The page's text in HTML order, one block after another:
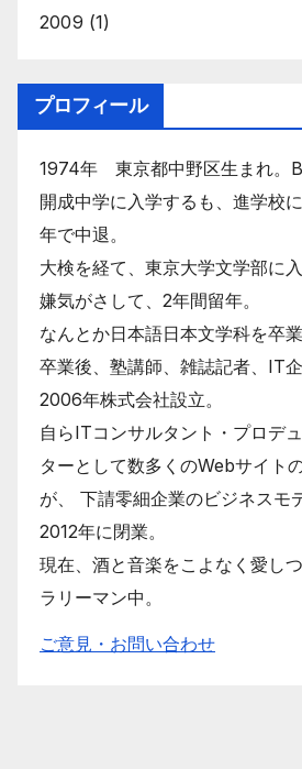
2009 (1)
プロフィール
1974年 東京都中野区生まれ。B
開成中学に入学するも、進学校
年で中退。
大検を経て、東京大学文学部に
嫌気がさして、2年間留年。
なんとか日本語日本文学科を卒業
卒業後、塾講師、雑誌記者、IT企
2006年株式会社設立。
自らITコンサルタント・プロデ
ターとして数多くのWebサイト
が、 下請零細企業のビジネスモ
2012年に閉業。
現在、酒と音楽をこよなく愛し
ラリーマン中。
ご意見・お問い合わせ